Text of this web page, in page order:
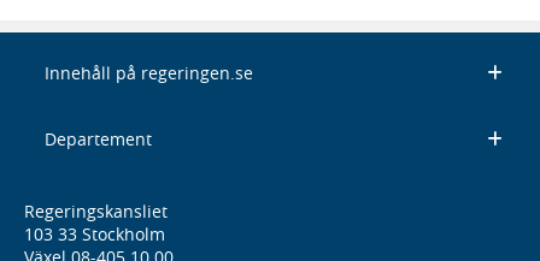
Innehåll på regeringen.se
Departement
Regeringskansliet
103 33 Stockholm